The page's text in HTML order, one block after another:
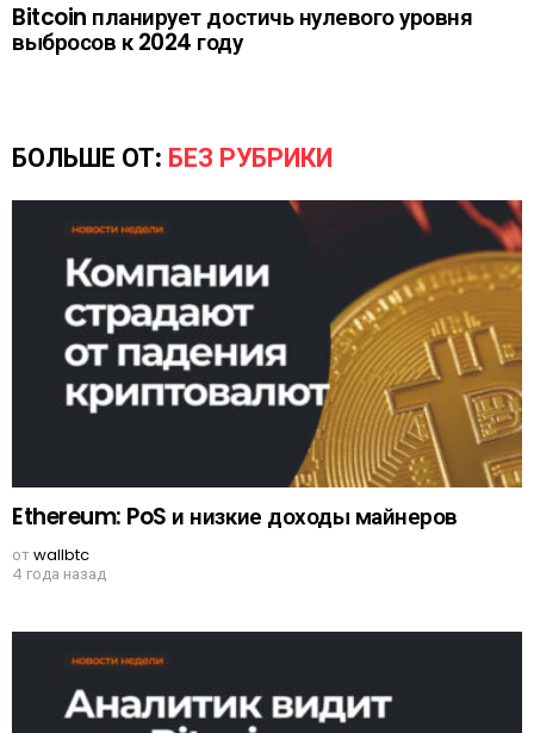
Bitcoin планирует достичь нулевого уровня
выбросов к 2024 году
БОЛЬШЕ ОТ: БЕЗ РУБРИКИ
Ethereum: PoS и низкие доходы майнеров
отwallbtc
4 года назад